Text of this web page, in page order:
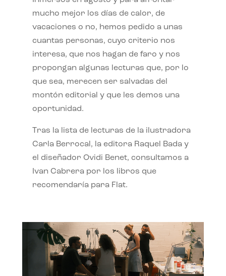
mucho mejor los días de calor, de
vacaciones o no, hemos pedido a unas
cuantas personas, cuyo criterio nos
interesa, que nos hagan de faro y nos
propongan algunas lecturas que, por lo
que sea, merecen ser salvadas del
montón editorial y que les demos una
oportunidad.
Tras la lista de lecturas de la ilustradora
Carla Berrocal, la editora Raquel Bada y
el diseñador Ovidi Benet, consultamos a
Ivan Cabrera por los libros que
recomendaría para Flat.